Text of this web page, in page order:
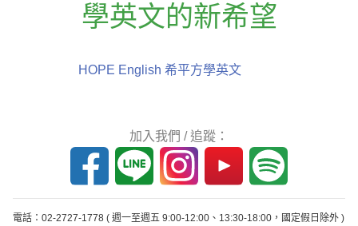
學英文的新希望
HOPE English 希平方學英文
加入我們 / 追蹤：
電話：02-2727-1778 ( 週一至週五 9:00-12:00、13:30-18:00，國定假日除外 )